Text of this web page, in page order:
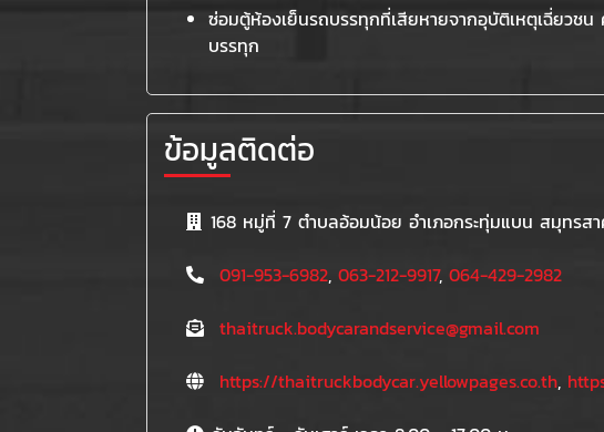
ซ่อมตู้ห้องเย็นรถบรรทุกที่เสียหายจากอุบัติเหตุเฉี่ยวชน
บรรทุก
ข้อมูลติดต่อ
168 หมู่ที่ 7 ตำบลอ้อมน้อย อำเภอกระทุ่มแบน สมุทรสา
091-953-6982, 063-212-9917, 064-429-2982
thaitruck.bodycarandservice@gmail.com
https://thaitruckbodycar.yellowpages.co.th,